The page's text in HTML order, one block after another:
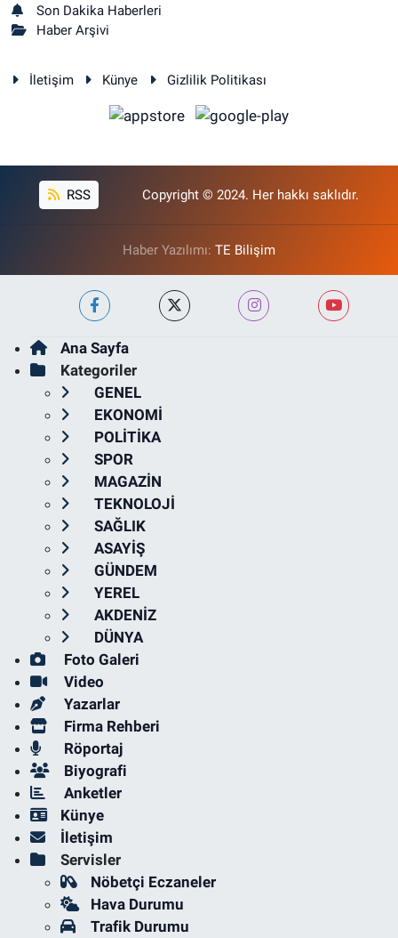
Son Dakika Haberleri
Haber Arşivi
İletişim Künye Gizlilik Politikası
RSS Copyright © 2024. Her hakkı saklıdır.
Haber Yazılımı: TE Bilişim
Ana Sayfa
Kategoriler
GENEL
EKONOMİ
POLİTİKA
SPOR
MAGAZİN
TEKNOLOJİ
SAĞLIK
ASAYİŞ
GÜNDEM
YEREL
AKDENİZ
DÜNYA
Foto Galeri
Video
Yazarlar
Firma Rehberi
Röportaj
Biyografi
Anketler
Künye
İletişim
Servisler
Nöbetçi Eczaneler
Hava Durumu
Trafik Durumu